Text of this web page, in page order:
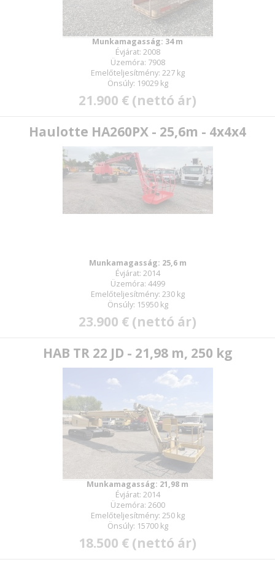
Munkamagasság: 34 m
Évjárat: 2008
Üzemóra: 7908
Emelőteljesítmény: 227 kg
Önsúly: 19029 kg
21.900 € (nettó ár)
Haulotte HA260PX - 25,6m - 4x4x4
Munkamagasság: 25,6 m
Évjárat: 2014
Üzemóra: 4499
Emelőteljesítmény: 230 kg
Önsúly: 15950 kg
23.900 € (nettó ár)
HAB TR 22 JD - 21,98 m, 250 kg
Munkamagasság: 21,98 m
Évjárat: 2014
Üzemóra: 2600
Emelőteljesítmény: 250 kg
Önsúly: 15700 kg
18.500 € (nettó ár)